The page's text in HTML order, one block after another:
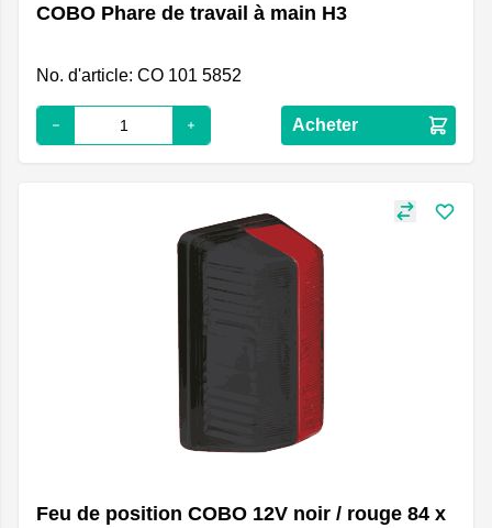
COBO Phare de travail à main H3
No. d'article: CO 101 5852
Acheter
Feu de position COBO 12V noir / rouge 84 x